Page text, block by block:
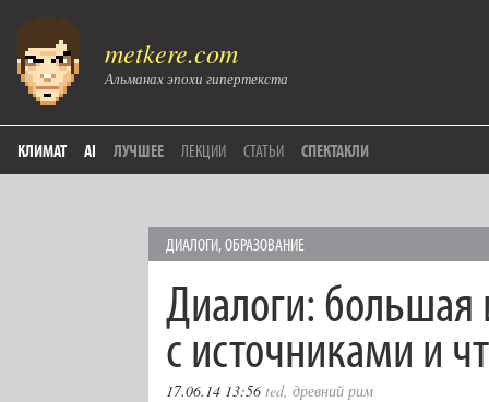
metkere.com
Альманах эпохи гипертекста
КЛИМАТ AI ЛУЧШЕЕ ЛЕКЦИИ СТАТЬИ СПЕКТАКЛИ
ДИАЛОГИ,ОБРАЗОВАНИЕ
Диалоги: большая
с источниками и
17.06.14 13:56 ted, древний рим